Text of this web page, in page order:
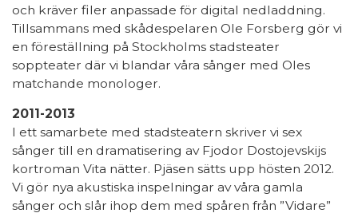
och kräver filer anpassade för digital nedladdning.
Tillsammans med skådespelaren Ole Forsberg gör vi
en föreställning på Stockholms stadsteater
soppteater där vi blandar våra sånger med Oles
matchande monologer.
2011-2013
I ett samarbete med stadsteatern skriver vi sex
sånger till en dramatisering av Fjodor Dostojevskijs
kortroman Vita nätter. Pjäsen sätts upp hösten 2012.
Vi gör nya akustiska inspelningar av våra gamla
sånger och slår ihop dem med spåren från ”Vidare”